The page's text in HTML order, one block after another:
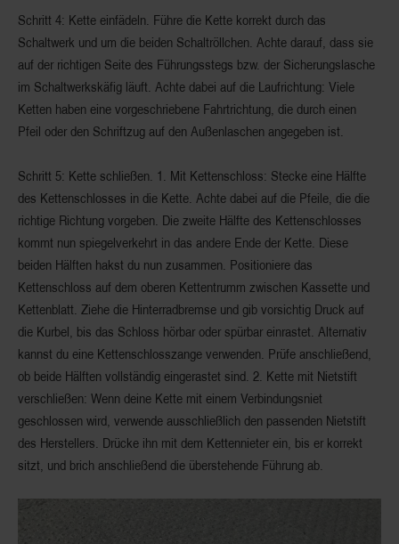
Schritt 4: Kette einfädeln. Führe die Kette korrekt durch das
Schaltwerk und um die beiden Schaltröllchen. Achte darauf, dass sie
auf der richtigen Seite des Führungsstegs bzw. der Sicherungslasche
im Schaltwerkskäfig läuft. Achte dabei auf die Laufrichtung: Viele
Ketten haben eine vorgeschriebene Fahrtrichtung, die durch einen
Pfeil oder den Schriftzug auf den Außenlaschen angegeben ist.
Schritt 5: Kette schließen. 1. Mit Kettenschloss: Stecke eine Hälfte
des Kettenschlosses in die Kette. Achte dabei auf die Pfeile, die die
richtige Richtung vorgeben. Die zweite Hälfte des Kettenschlosses
kommt nun spiegelverkehrt in das andere Ende der Kette. Diese
beiden Hälften hakst du nun zusammen. Positioniere das
Kettenschloss auf dem oberen Kettentrumm zwischen Kassette und
Kettenblatt. Ziehe die Hinterradbremse und gib vorsichtig Druck auf
die Kurbel, bis das Schloss hörbar oder spürbar einrastet. Alternativ
kannst du eine Kettenschlosszange verwenden. Prüfe anschließend,
ob beide Hälften vollständig eingerastet sind. 2. Kette mit Nietstift
verschließen: Wenn deine Kette mit einem Verbindungsniet
geschlossen wird, verwende ausschließlich den passenden Nietstift
des Herstellers. Drücke ihn mit dem Kettennieter ein, bis er korrekt
sitzt, und brich anschließend die überstehende Führung ab.